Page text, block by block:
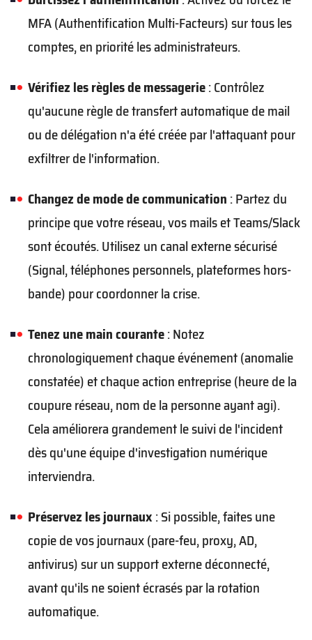
MFA (Authentification Multi-Facteurs) sur tous les
comptes, en priorité les administrateurs.
Vérifiez les règles de messagerie: Contrôlez
qu'aucune règle de transfert automatique de mail
ou de délégation n'a été créée par l'attaquant pour
exfiltrer de l'information.
Changez de mode de communication : Partez du
principe que votre réseau, vos mails et Teams/Slack
sont écoutés. Utilisez un canal externe sécurisé
(Signal, téléphones personnels, plateformes hors-
bande) pour coordonner la crise.
Tenez une main courante: Notez
chronologiquement chaque événement (anomalie
constatée) et chaque action entreprise (heure de la
coupure réseau, nom de la personne ayant agi).
Cela améliorera grandement le suivi de l'incident
dès qu'une équipe d'investigation numérique
interviendra.
Préservez les journaux : Si possible, faites une
copie de vos journaux (pare-feu, proxy, AD,
antivirus) sur un support externe déconnecté,
avant qu'ils ne soient écrasés par la rotation
automatique.